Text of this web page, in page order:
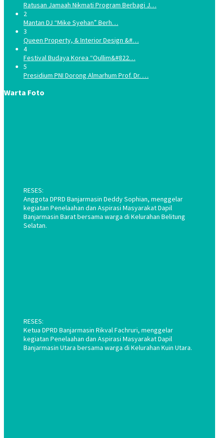
Ratusan Jamaah Nikmati Program Berbagi J…
2
Mantan DJ “Mike Syehan” Berh…
3
Queen Property, & Interior Design &#…
4
Festival Budaya Korea “Oullim&#822…
5
Presidium PNI Dorong Almarhum Prof. Dr. …
Warta Foto
RESES:
Anggota DPRD Banjarmasin Deddy Sophian, menggelar
kegiatan Penelaahan dan Aspirasi Masyarakat Dapil
Banjarmasin Barat bersama warga di Kelurahan Belitung
Selatan.
RESES:
Ketua DPRD Banjarmasin Rikval Fachruri, menggelar
kegiatan Penelaahan dan Aspirasi Masyarakat Dapil
Banjarmasin Utara bersama warga di Kelurahan Kuin Utara.